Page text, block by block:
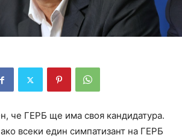
че ГЕРБ ще има своя кандидатура.
всеки един симпатизант на ГЕРБ